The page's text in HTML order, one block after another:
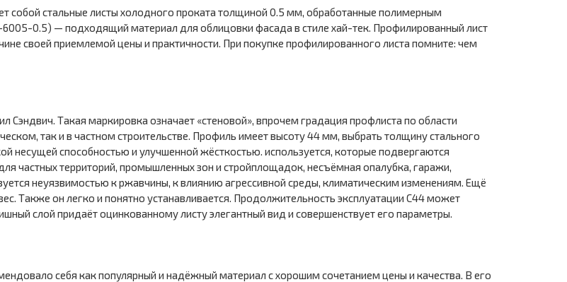
собой стальные листы холодного проката толщиной 0.5 мм, обработанные полимерным
0.5) — подходящий материал для облицовки фасада в стиле хай-тек. Профилированный лист
своей приемлемой цены и практичности. При покупке профилированного листа помните: чем
Такая маркировка означает «стеновой», впрочем градация профлиста по области
так и в частном строительстве. Профиль имеет высоту 44 мм, выбрать толщину стального
несущей способностью и улучшенной жёсткостью. используется, которые подвергаются
частных территорий, промышленных зон и стройплощадок, несъёмная опалубка, гаражи,
неуязвимостью к ржавчины, к влиянию агрессивной среды, климатическим изменениям. Ещё
Также он легко и понятно устанавливается. Продолжительность эксплуатации С44 может
слой придаёт оцинкованному листу элегантный вид и совершенствует его параметры.
себя как популярный и надёжный материал с хорошим сочетанием цены и качества. В его